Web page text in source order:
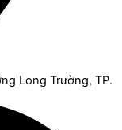
Long Trường, TP.